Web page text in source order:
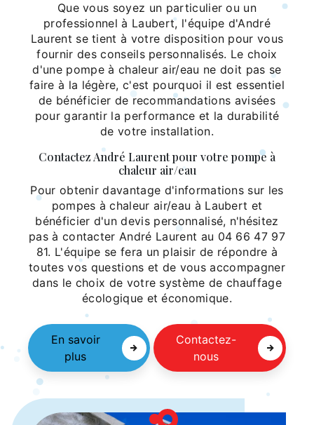
Que vous soyez un particulier ou un
professionnel à Laubert, l'équipe d'André
Laurent se tient à votre disposition pour vous
fournir des conseils personnalisés. Le choix
d'une pompe à chaleur air/eau ne doit pas se
faire à la légère, c'est pourquoi il est essentiel
de bénéficier de recommandations avisées
pour garantir la performance et la durabilité
de votre installation.
Contactez André Laurent pour votre pompe à
chaleur air/eau
Pour obtenir davantage d'informations sur les
pompes à chaleur air/eau à Laubert et
bénéficier d'un devis personnalisé, n'hésitez
pas à contacter André Laurent au 04 66 47 97
81. L'équipe se fera un plaisir de répondre à
toutes vos questions et de vous accompagner
dans le choix de votre système de chauffage
écologique et économique.
En savoir
plus
Contactez-
nous